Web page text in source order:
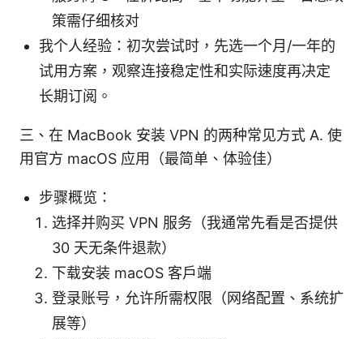
策需仔细核对
我个人经验：初次尝试时，先选一个月/一年的
试用方案，观察连接稳定性和实际速度再决定
长期订阅。
三、在 MacBook 安装 VPN 的两种常见方式 A. 使
用官方 macOS 应用（最简单、体验佳）
步骤概览：
选择并购买 VPN 服务（我通常先看是否提供
30 天无条件退款）
下载安装 macOS 客户端
登录账号，允许所需权限（网络配置、系统扩
展等）